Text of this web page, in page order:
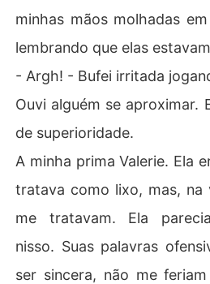
minhas mãos molhadas
lembrando que elas
- Argh! - Bufei irritada
Ouvi alguém se aproximar.
de superioridade.
A minha prima Valerie. Ela
tratava como lixo, mas, na
me tratavam. Ela
nisso. Suas palavras
ser sincera, não me